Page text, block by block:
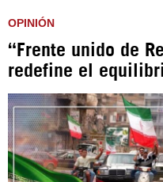
https://
https://
OPINIÓN
“Frente unido de
redefine el